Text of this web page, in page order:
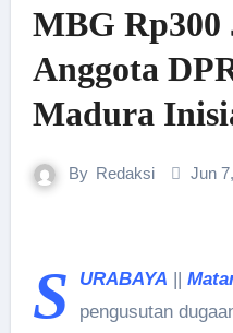
MBG Rp300
Anggota
Madura
By Redaksi Jun
S URABAYA ||
pengusutan